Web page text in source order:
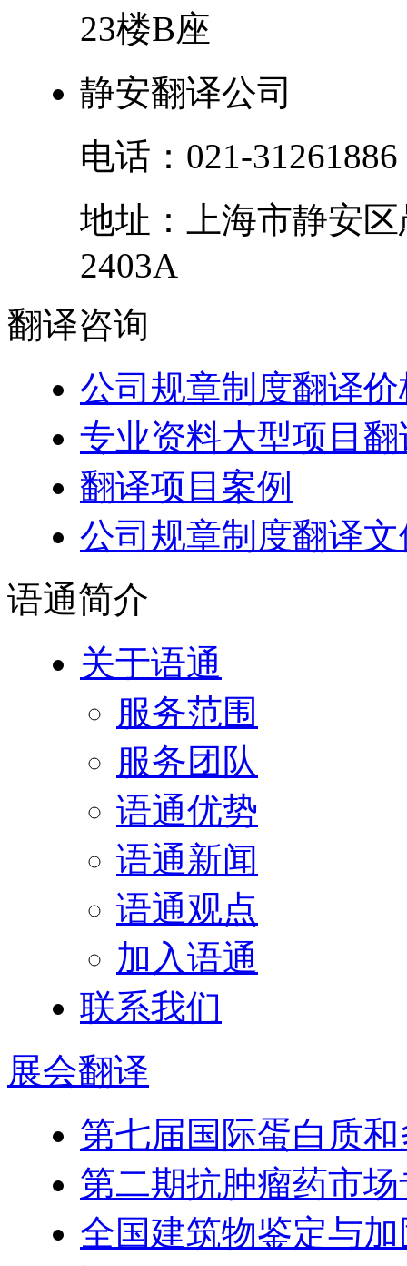
23楼B座
静安翻译公司
电话： 021-31261886
地址：
上海市静安区
2403A
翻译咨询
公司规章制度翻译
专业资料大型项目翻
翻译项目案例
公司规章制度翻译
语通简介
关于语通
服务范围
服务团队
语通优势
语通新闻
语通观点
加入语通
联系我们
展会翻译
第七届国际蛋白质
第二期抗肿瘤药市
全国建筑物鉴定与